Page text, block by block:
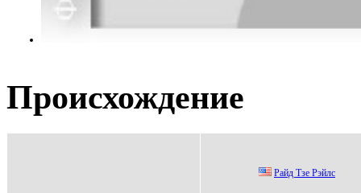
Происхождение
Райд Тзe Рэйлc